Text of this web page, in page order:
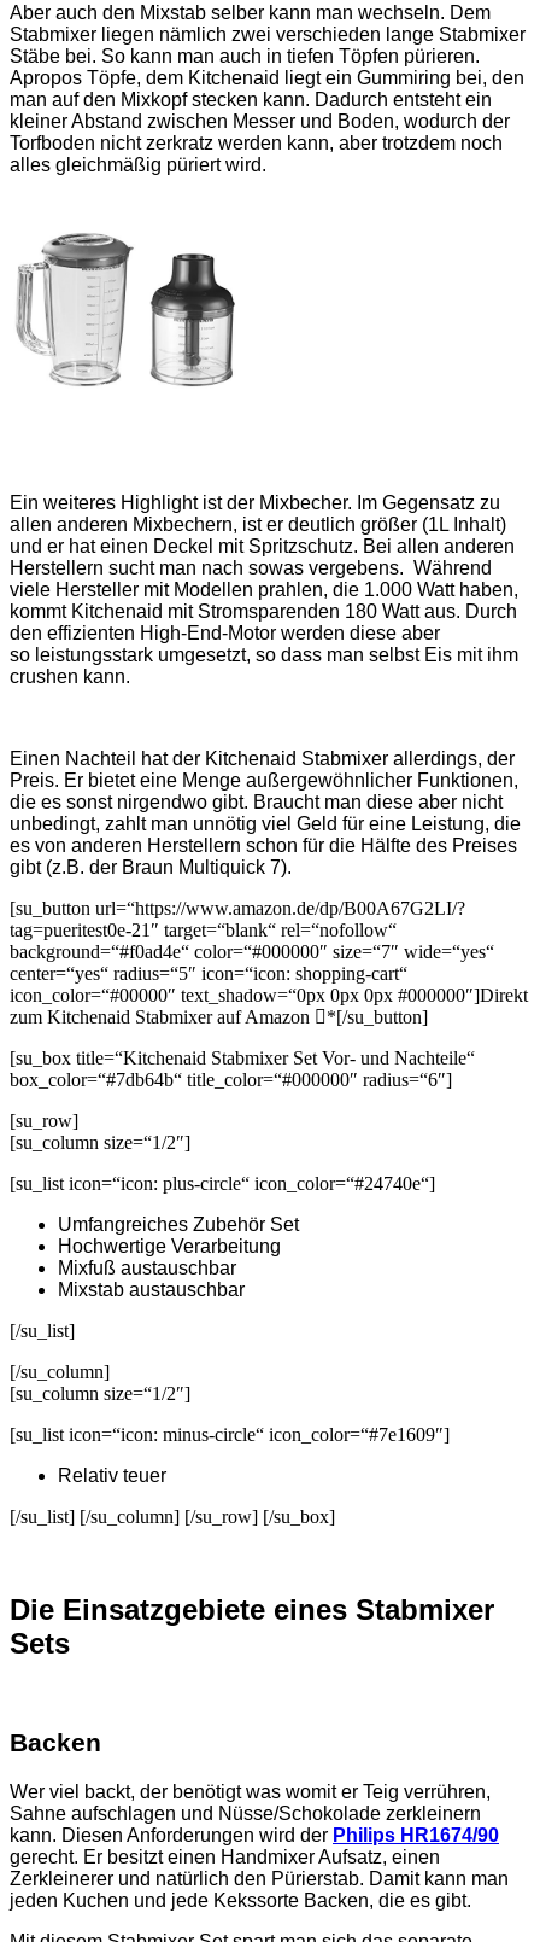
Aber auch den Mixstab selber kann man wechseln. Dem
Stabmixer liegen nämlich zwei verschieden lange Stabmixer
Stäbe bei. So kann man auch in tiefen Töpfen pürieren.
Apropos Töpfe, dem Kitchenaid liegt ein Gummiring bei, den
man auf den Mixkopf stecken kann. Dadurch entsteht ein
kleiner Abstand zwischen Messer und Boden, wodurch der
Torfboden nicht zerkratz werden kann, aber trotzdem noch
alles gleichmäßig püriert wird.
Ein weiteres Highlight ist der Mixbecher. Im Gegensatz zu
allen anderen Mixbechern, ist er deutlich größer (1L Inhalt)
und er hat einen Deckel mit Spritzschutz. Bei allen anderen
Herstellern sucht man nach sowas vergebens. Während
viele Hersteller mit Modellen prahlen, die 1.000 Watt haben,
kommt Kitchenaid mit Stromsparenden 180 Watt aus. Durch
den effizienten High-End-Motor werden diese aber
so leistungsstark umgesetzt, so dass man selbst Eis mit ihm
crushen kann.
Einen Nachteil hat der Kitchenaid Stabmixer allerdings, der
Preis. Er bietet eine Menge außergewöhnlicher Funktionen,
die es sonst nirgendwo gibt. Braucht man diese aber nicht
unbedingt, zahlt man unnötig viel Geld für eine Leistung, die
es von anderen Herstellern schon für die Hälfte des Preises
gibt (z.B. der Braun Multiquick 7).
[su_button url=“https://www.amazon.de/dp/B00A67G2LI/?
tag=pueritest0e-21″ target=“blank“ rel=“nofollow“
background=“#f0ad4e“ color=“#000000″ size=“7″ wide=“yes“
center=“yes“ radius=“5″ icon=“icon: shopping-cart“
icon_color=“#00000″ text_shadow=“0px 0px 0px #000000″]Direkt
zum Kitchenaid Stabmixer auf Amazon
*[/su_button]
[su_box title=“Kitchenaid Stabmixer Set Vor- und Nachteile“
box_color=“#7db64b“ title_color=“#000000″ radius=“6″]
[su_row]
[su_column size=“1/2″]
[su_list icon=“icon: plus-circle“ icon_color=“#24740e“]
Umfangreiches Zubehör Set
Hochwertige Verarbeitung
Mixfuß austauschbar
Mixstab austauschbar
[/su_list]
[/su_column]
[su_column size=“1/2″]
[su_list icon=“icon: minus-circle“ icon_color=“#7e1609″]
Relativ teuer
[/su_list] [/su_column] [/su_row] [/su_box]
Die Einsatzgebiete eines Stabmixer
Sets
Backen
Wer viel backt, der benötigt was womit er Teig verrühren,
Sahne aufschlagen und Nüsse/Schokolade zerkleinern
kann. Diesen Anforderungen wird der Philips HR1674/90
gerecht. Er besitzt einen Handmixer Aufsatz, einen
Zerkleinerer und natürlich den Pürierstab. Damit kann man
jeden Kuchen und jede Kekssorte Backen, die es gibt.